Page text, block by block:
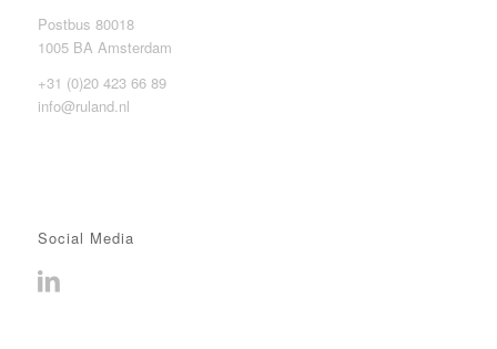
Postbus 80018
1005 BA Amsterdam
+31 (0)20 423 66 89
info@ruland.nl
Social Media